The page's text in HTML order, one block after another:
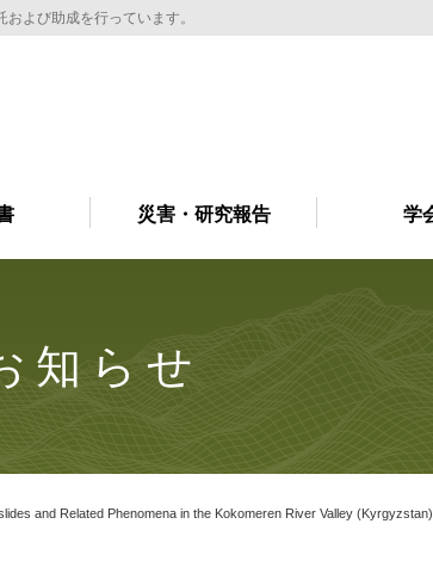
よび助成を行っています。
災害・研究報告 学
知らせ
and Related Phenomena in the Kokomeren River Valley